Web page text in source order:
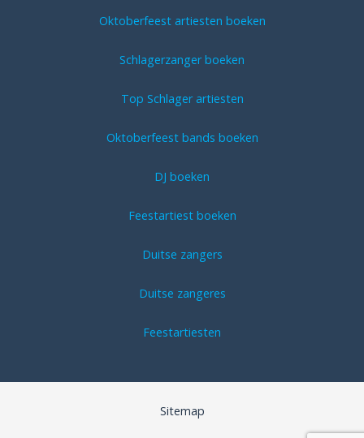
Oktoberfeest artiesten boeken
Schlagerzanger boeken
Top Schlager artiesten
Oktoberfeest bands boeken
DJ boeken
Feestartiest boeken
Duitse zangers
Duitse zangeres
Feestartiesten
Sitemap